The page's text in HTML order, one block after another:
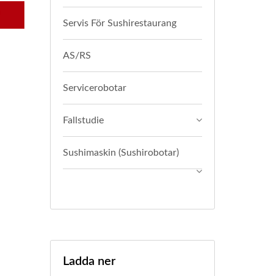
Servis För Sushirestaurang
AS/RS
Servicerobotar
Fallstudie
Sushimaskin (Sushirobotar)
Ladda ner